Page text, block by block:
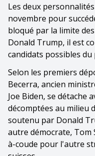
Les deux
novembre pour
bloqué par la limite
Donald Trump, il est
candidats possibles
Selon les premiers
Becerra, ancien
Joe Biden, se détache
décomptées au milieu
soutenu par Donald
autre démocrate, Tom
à-coude pour l'autre